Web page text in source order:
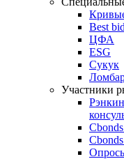
Best
ЦФА
ESG
Сукук
Участники